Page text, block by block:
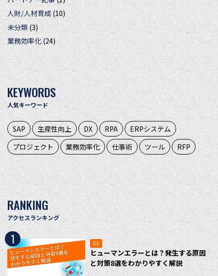
人財/人材育成(10)
未分類 (3)
業務効率化(24)
KEYWORDS
人気キーワード
SAP 生産性向上 DX RPA
ERPシステム
プロジェクト
業務効率化 仕事術 ツール RFP
RANKING
アクセスランキング
1 DX
ヒューマンエラーとは？発生する原因
と対策8選をわかりやすく解説